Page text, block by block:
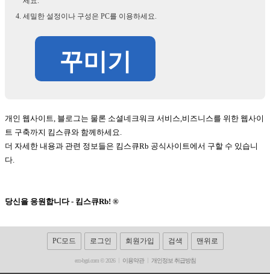
세밀한 설정이나 구성은 PC를 이용하세요.
꾸미기
개인 웹사이트, 블로그는 물론 소셜네크워크 서비스,비즈니스를 위한 웹사이
트 구축까지 킴스큐와 함께하세요.
더 자세한 내용과 관련 정보들은 킴스큐Rb 공식사이트에서 구할 수 있습니
다.
당신을 응원합니다 - 킴스큐Rb! ®
PC모드 로그인 회원가입 검색 맨위로
eco-bgri.com © 2026 이용약관 개인정보 취급방침